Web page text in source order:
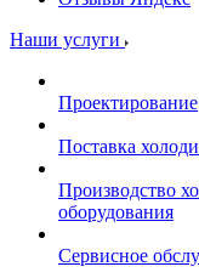
Наши услуги
Проектирование
Поставка
Производство
оборудования
Сервисное